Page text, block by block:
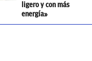
ligero y con más
energía»